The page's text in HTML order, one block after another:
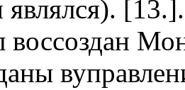
являлся).
воссоздан